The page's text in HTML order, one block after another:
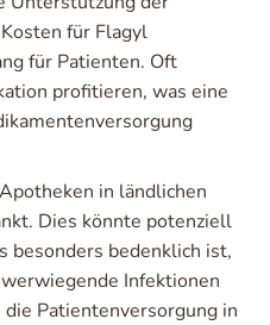
für Flagyl
für Patienten. Oft
profitieren, was eine
in ländlichen
Dies könnte potenziell
besonders bedenklich ist,
Infektionen
Patientenversorgung in